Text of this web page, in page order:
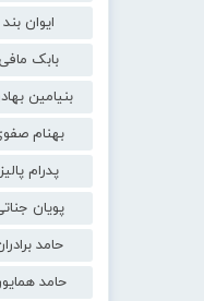
ایوان بند
بابک مافی
بنیامین
بهنام
پدرام پالیز
پویان
حامد
حامد